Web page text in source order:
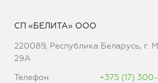
СП «БЕЛИТА» ООО
220089, Республика Беларусь, г.
29А
Телефон
+375 (17)